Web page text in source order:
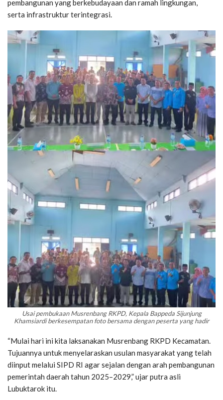
pembangunan yang berkebudayaan dan ramah lingkungan,
serta infrastruktur terintegrasi.
Usai pembukaan Musrenbang RKPD, Kepala Bappeda Sijunjung
Khamsiardi berkesempatan foto bersama dengan peserta yang hadir
“Mulai hari ini kita laksanakan Musrenbang RKPD Kecamatan.
Tujuannya untuk menyelaraskan usulan masyarakat yang telah
diinput melalui SIPD RI agar sejalan dengan arah pembangunan
pemerintah daerah tahun 2025–2029,” ujar putra asli
Lubuktarok itu.